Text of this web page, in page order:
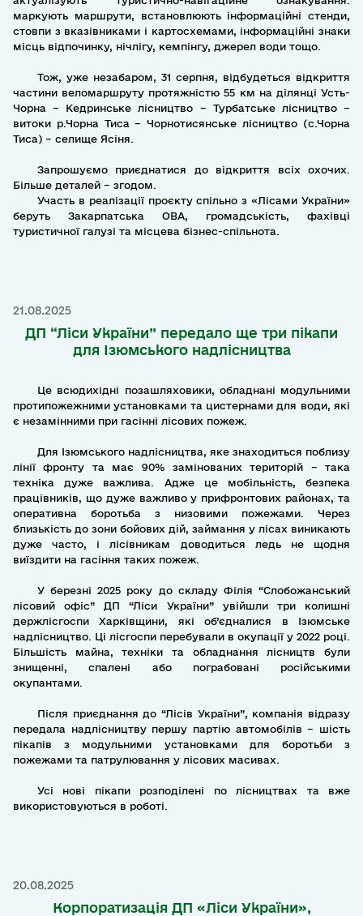
маркують маршрути, встановлюють інформаційні стенди,
стовпи з вказівниками і картосхемами, інформаційні знаки
місць відпочинку, нічлігу, кемпінгу, джерел води тощо.
Тож, уже незабаром, 31 серпня, відбудеться відкриття
частини веломаршруту протяжністю 55 км на ділянці Усть-
Чорна – Кедринське лісництво – Турбатське лісництво –
витоки р.Чорна Тиса – Чорнотисянське лісництво (с.Чорна
Тиса) – селище Ясіня.
Запрошуємо приєднатися до відкриття всіх охочих.
Більше деталей – згодом.
Участь в реалізації проєкту спільно з «Лісами України»
беруть Закарпатська ОВА, громадськість, фахівці
туристичної галузі та місцева бізнес-спільнота.
21.08.2025
ДП “Ліси України” передало ще три пікапи
для Ізюмського надлісництва
Це всюдихідні позашляховики, обладнані модульними
протипожежними установками та цистернами для води, які
є незамінними при гасінні лісових пожеж.
Для Ізюмського надлісництва, яке знаходиться поблизу
лінії фронту та має 90% замінованих територій – така
техніка дуже важлива. Адже це мобільність, безпека
працівників, що дуже важливо у прифронтових районах, та
оперативна боротьба з низовими пожежами. Через
близькість до зони бойових дій, займання у лісах виникають
дуже часто, і лісівникам доводиться ледь не щодня
виїздити на гасіння таких пожеж.
У березні 2025 року до складу Філія “Слобожанський
лісовий офіс” ДП “Ліси України” увійшли три колишні
держлісгоспи Харківщини, які об’єдналися в Ізюмське
надлісництво. Ці лісгоспи перебували в окупації у 2022 році.
Більшість майна, техніки та обладнання лісництв були
знищенні, спалені або пограбовані російськими
окупантами.
Після приєднання до “Лісів України”, компанія відразу
передала надлісництву першу партію автомобілів – шість
пікапів з модульними установками для боротьби з
пожежами та патрулювання у лісових масивах.
Усі нові пікапи розподілені по лісництвах та вже
використовуються в роботі.
20.08.2025
Корпоратизація ДП «Ліси України»,